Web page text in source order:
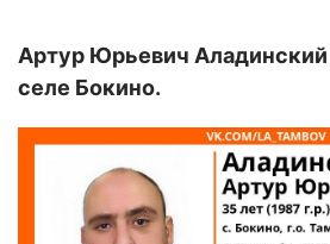
Артур Юрьевич
селе Бокино.